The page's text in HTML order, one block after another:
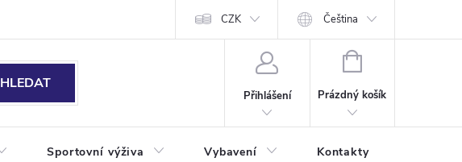
CZK Čeština
HLEDAT
Přihlášení
NÁKUPNÍ
Prázdný košík
Sportovní výživa Vybavení Kontakty